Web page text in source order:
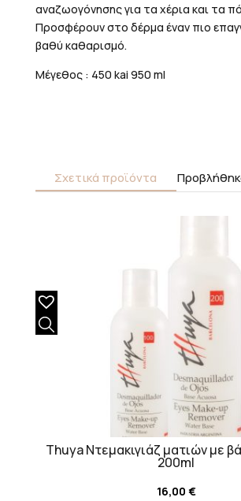
αναζωογόνησης για τα χέρια και τα
Προσφέρουν στο δέρμα έναν πιο
βαθύ καθαρισμό.
Μέγεθος : 450 kai 950 ml
Σχετικά προϊόντα
Thuya Ντεμακιγιάζ ματιών με
200ml
16,00 €